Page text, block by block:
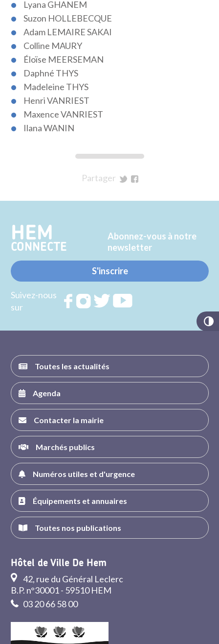
Lyana GHANEM
Suzon HOLLEBECQUE
Adam LEMAIRE SAKAI
Colline MAURY
Éloïse MEERSEMAN
Daphné THYS
Madeleine THYS
Henri VANRIEST
Maxence VANRIEST
Ilana WANIN
Partager
Twitter
Facebook
HEM
CONNECTE
Abonnez-vous à notre
newsletter
S'inscrire
Suivez-nous
sur
RejoignezRejoignezRejoignez
Toutes les actualités
Agenda
Contacter la mairie
Marchés publics
Numéros utiles et d'urgence
Équipements et annuaires
Toutes nos publications
Hôtel de Ville De Hem
42, rue du Général Leclerc
B.P. n°30001 - 59510 HEM
03 20 66 58 00